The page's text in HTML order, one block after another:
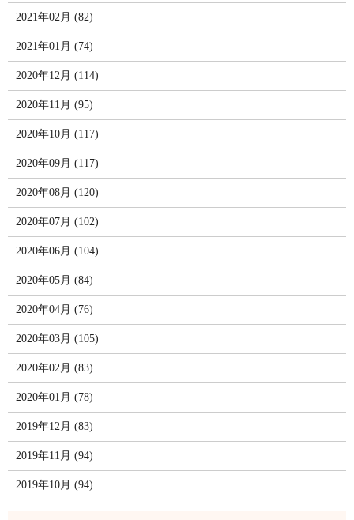
2021年02月 (82)
2021年01月 (74)
2020年12月 (114)
2020年11月 (95)
2020年10月 (117)
2020年09月 (117)
2020年08月 (120)
2020年07月 (102)
2020年06月 (104)
2020年05月 (84)
2020年04月 (76)
2020年03月 (105)
2020年02月 (83)
2020年01月 (78)
2019年12月 (83)
2019年11月 (94)
2019年10月 (94)